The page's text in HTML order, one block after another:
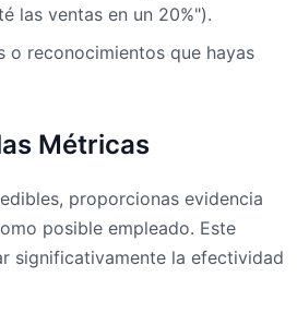
las ventas en un 20%").
o reconocimientos que hayas
Métricas
proporcionas evidencia
posible empleado. Este
significativamente la efectividad